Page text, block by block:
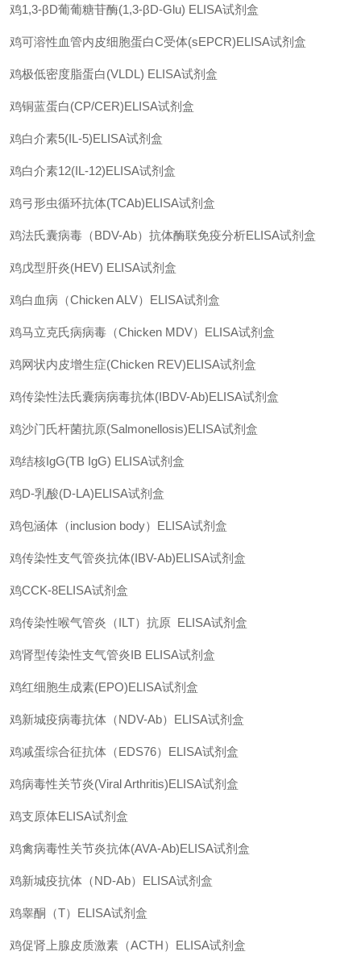
鸡1,3-βD葡葡糖苷酶(1,3-βD-Glu) ELISA试剂盒
鸡可溶性血管内皮细胞蛋白C受体(sEPCR)ELISA试剂盒
鸡极低密度脂蛋白(VLDL) ELISA试剂盒
鸡铜蓝蛋白(CP/CER)ELISA试剂盒
鸡白介素5(IL-5)ELISA试剂盒
鸡白介素12(IL-12)ELISA试剂盒
鸡弓形虫循环抗体(TCAb)ELISA试剂盒
鸡法氏囊病毒（BDV-Ab）抗体酶联免疫分析ELISA试剂盒
鸡戊型肝炎(HEV) ELISA试剂盒
鸡白血病（Chicken ALV） ELISA试剂盒
鸡马立克氏病病毒（Chicken MDV） ELISA试剂盒
鸡网状内皮增生症(Chicken REV)ELISA试剂盒
鸡传染性法氏囊病病毒抗体(IBDV-Ab)ELISA试剂盒
鸡沙门氏杆菌抗原(Salmonellosis)ELISA试剂盒
鸡结核IgG(TB IgG) ELISA试剂盒
鸡D-乳酸(D-LA)ELISA试剂盒
鸡包涵体（inclusion body） ELISA试剂盒
鸡传染性支气管炎抗体(IBV-Ab)ELISA试剂盒
鸡CCK-8ELISA试剂盒
鸡传染性喉气管炎（ILT）抗原 ELISA试剂盒
鸡肾型传染性支气管炎IB ELISA试剂盒
鸡红细胞生成素(EPO)ELISA试剂盒
鸡新城疫病毒抗体（NDV-Ab） ELISA试剂盒
鸡减蛋综合征抗体（EDS76） ELISA试剂盒
鸡病毒性关节炎(Viral Arthritis)ELISA试剂盒
鸡支原体ELISA试剂盒
鸡禽病毒性关节炎抗体(AVA-Ab)ELISA试剂盒
鸡新城疫抗体（ND-Ab） ELISA试剂盒
鸡睾酮（T） ELISA试剂盒
鸡促肾上腺皮质激素（ACTH） ELISA试剂盒